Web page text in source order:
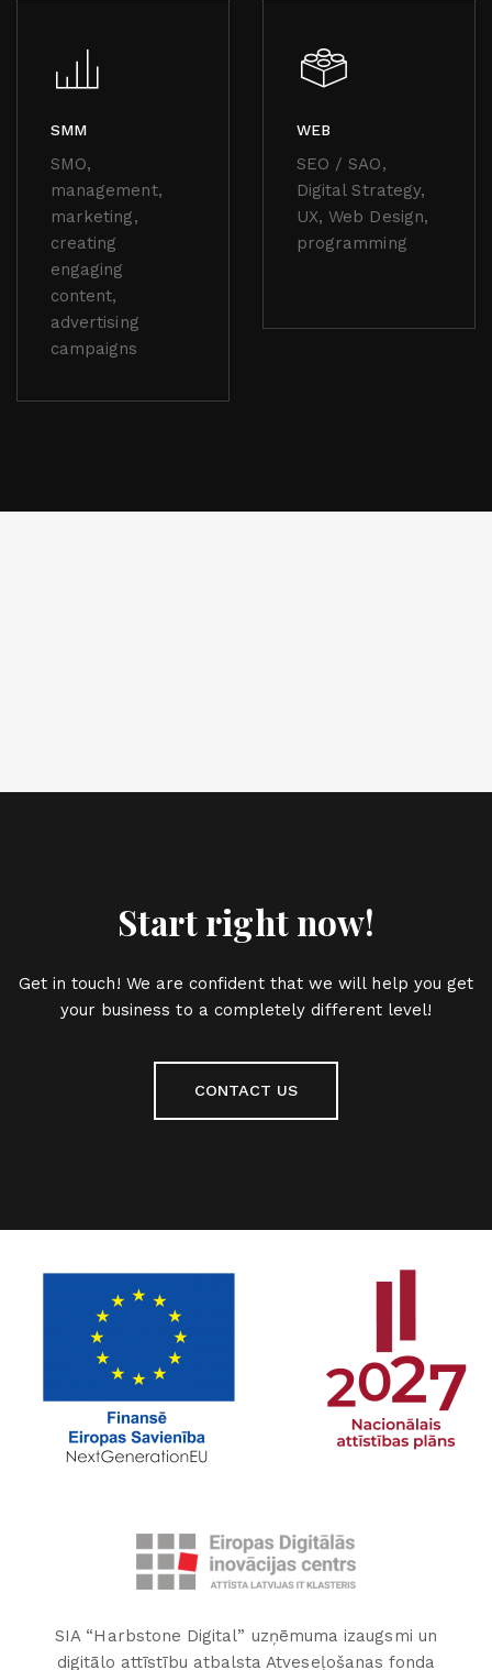
SMM
SMO,
management,
marketing,
creating
engaging
content,
advertising
campaigns
WEB
SEO / SAO,
Digital Strategy,
UX, Web Design,
programming
Start right now!
Get in touch! We are confident that we will help you get
your business to a completely different level!
CONTACT US
SIA “Harbstone Digital” uzņēmuma izaugsmi un
digitālo attīstību atbalsta Atveseļošanas fonda